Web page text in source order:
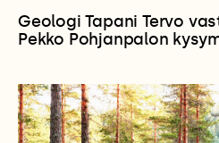
Geologi Tapani Tervo
Pekko Pohjanpalon